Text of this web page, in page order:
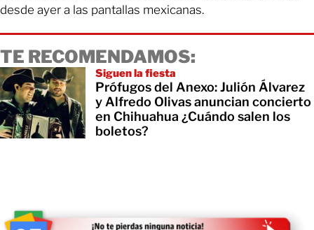
desde ayer a las pantallas mexicanas.
TE RECOMENDAMOS:
Siguen la fiesta
Prófugos del Anexo: Julión Álvarez
y Alfredo Olivas anuncian concierto
en Chihuahua ¿Cuándo salen los
boletos?